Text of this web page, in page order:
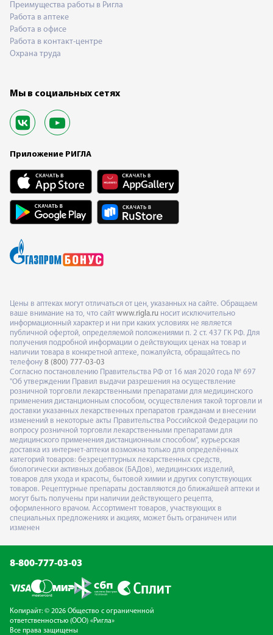
Преимущества работы в Ригла
Работа в аптеке
Работа в офисе
Работа в контакт-центре
Охрана труда
Мы в социальных сетях
Приложение РИГЛА
Цены в аптеках могут отличаться от цен, указанных на сайте. Обращаем
ваше внимание на то, что сайт www.rigla.ru носит исключительно
информационный характер и ни при каких условиях не является
публичной офертой, определяемой положениями п. 2 ст. 437 ГК РФ. Для
получения подробной информации о действующих ценах на товар и
наличии товара в конкретной аптеке, пожалуйста, обращайтесь по
телефону 8 (800) 777-03-03
Согласно постановлению Правительства РФ от 16 мая 2020 года № 697
"Об утверждении Правил выдачи разрешения на осуществление
розничной торговли лекарственными препаратами для медицинского
применения дистанционным способом, осуществления такой торговли и
доставки указанных лекарственных препаратов гражданам и внесении
изменений в некоторые акты Правительства Российской Федерации по
вопросу розничной торговли лекарственными препаратами для
медицинского применения дистанционным способом", курьерская
доставка из интернет-аптеки возможна только для определённых
категорий товаров: безрецептурных лекарственных средств,
биологически активных добавок (БАДов), медицинских изделий,
товаров для ухода и красоты, бытовой химии и других сопутствующих
товаров. Рецептурные препараты доставляются до ближайшей аптеки и
могут быть получены при наличии действующего рецепта,
оформленного врачом. Ассортимент товаров, участвующих в
специальных предложениях и акциях, может быть ограничен или
изменен
8-800-777-03-03
Копирайт: © 2026 Общество с ограниченной
ответственностью (ООО) «Ригла»
Все права защищены